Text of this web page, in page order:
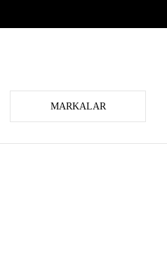
MARKALAR